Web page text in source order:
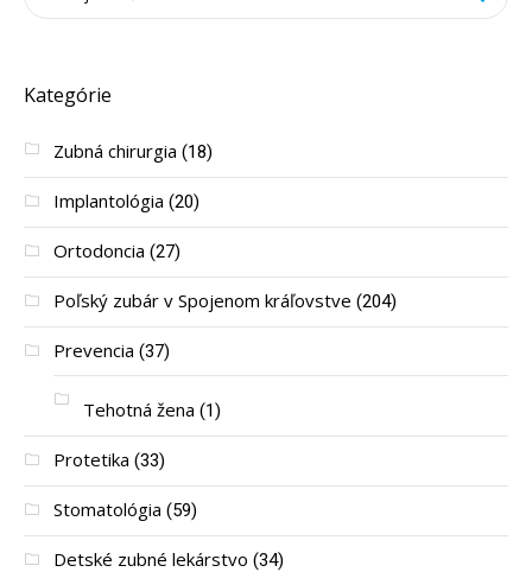
Kategórie
Zubná chirurgia (18)
Implantológia (20)
Ortodoncia (27)
Poľský zubár v Spojenom kráľovstve (204)
Prevencia (37)
Tehotná žena (1)
Protetika (33)
Stomatológia (59)
Detské zubné lekárstvo (34)